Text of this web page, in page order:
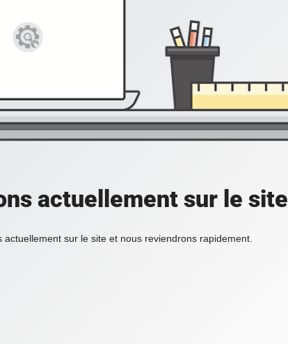
actuellement sur le site
sur le site et nous reviendrons rapidement.